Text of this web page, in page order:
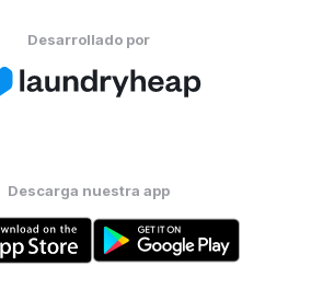
Desarrollado por
Descarga nuestra app